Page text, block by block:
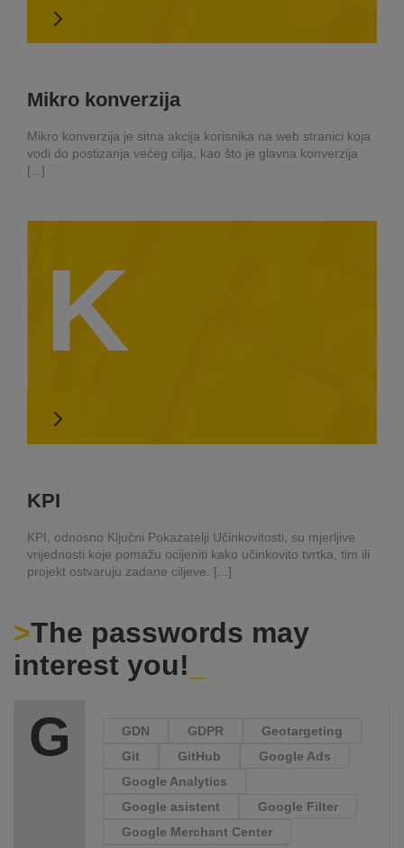
Mikro konverzija
Mikro konverzija je sitna akcija korisnika na web stranici koja
vodi do postizanja većeg cilja, kao što je glavna konverzija
[...]
K
KPI
KPI, odnosno Ključni Pokazatelji Učinkovitosti, su mjerljive
vrijednosti koje pomažu ocijeniti kako učinkovito tvrtka, tim ili
projekt ostvaruju zadane ciljeve. [...]
The passwords may
interest you!
G GDN GDPR
Geotargeting
Git
GitHub
Google Ads
Google Analytics
Google asistent
Google Filter
Google Merchant Center